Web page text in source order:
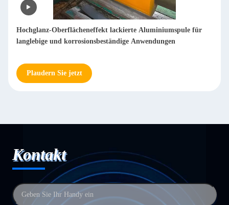
Hochglanz-Oberflächeneffekt lackierte Aluminiumspule für
langlebige und korrosionsbeständige Anwendungen
Plaudern Sie jetzt
Kontakt